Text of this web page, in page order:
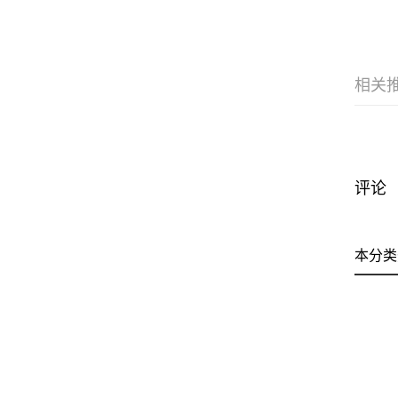
相关
评论
本分